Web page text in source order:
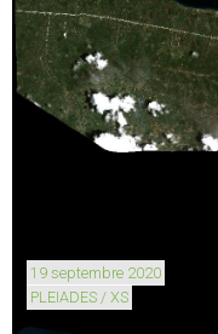
19 septembre 2020
PLEIADES / XS